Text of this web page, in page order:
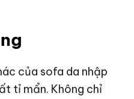
của sofa da nhập
tỉ mẩn. Không chỉ